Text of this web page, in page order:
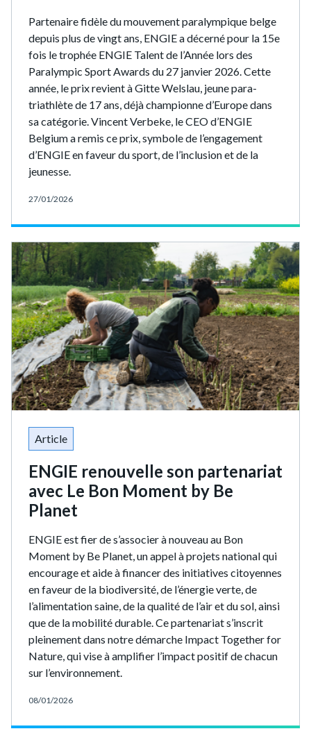
Partenaire fidèle du mouvement paralympique belge
depuis plus de vingt ans, ENGIE a décerné pour la 15e
fois le trophée ENGIE Talent de l’Année lors des
Paralympic Sport Awards du 27 janvier 2026. Cette
année, le prix revient à Gitte Welslau, jeune para-
triathlète de 17 ans, déjà championne d’Europe dans
sa catégorie. Vincent Verbeke, le CEO d’ENGIE
Belgium a remis ce prix, symbole de l’engagement
d’ENGIE en faveur du sport, de l’inclusion et de la
jeunesse.
27/01/2026
Article
ENGIE renouvelle son partenariat
avec Le Bon Moment by Be
Planet
ENGIE est fier de s’associer à nouveau au Bon
Moment by Be Planet, un appel à projets national qui
encourage et aide à financer des initiatives citoyennes
en faveur de la biodiversité, de l’énergie verte, de
l’alimentation saine, de la qualité de l’air et du sol, ainsi
que de la mobilité durable. Ce partenariat s’inscrit
pleinement dans notre démarche Impact Together for
Nature, qui vise à amplifier l’impact positif de chacun
sur l’environnement.
08/01/2026